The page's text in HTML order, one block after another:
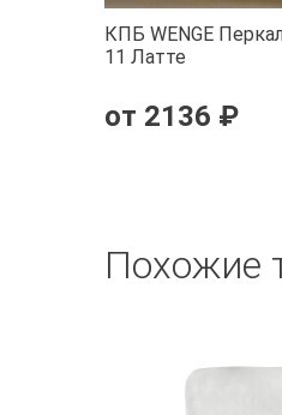
КПБ WENGE
11 Латте
от 2136 ₽
Похожие